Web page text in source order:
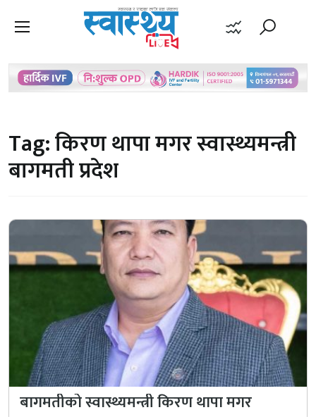
Tag:किरण थापा मगर स्वास्थ्यमन्त्री
बागमती प्रदेश
बागमतीको स्वास्थ्यमन्त्री किरण थापा मगर